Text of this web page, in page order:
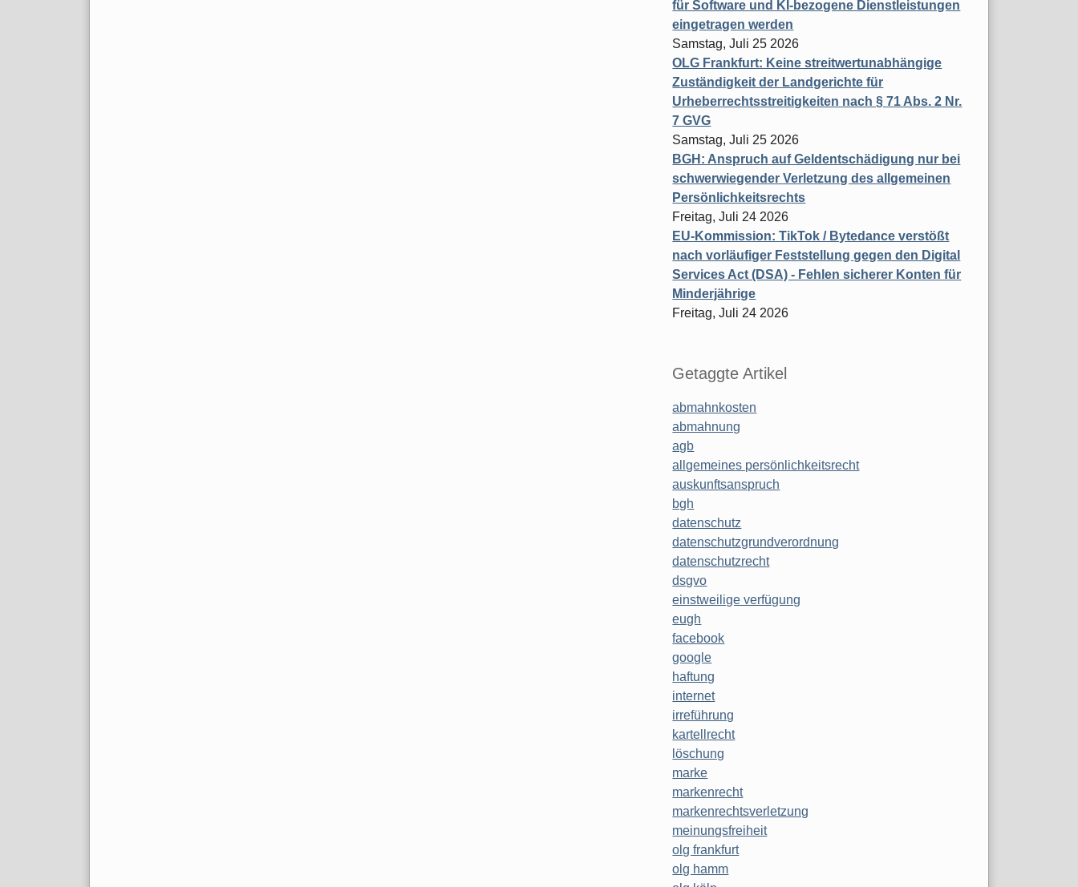
für Software und KI-bezogene Dienstleistungen
eingetragen werden
Samstag, Juli 25 2026
OLG Frankfurt: Keine streitwertunabhängige
Zuständigkeit der Landgerichte für
Urheberrechtsstreitigkeiten nach § 71 Abs. 2 Nr.
7 GVG
Samstag, Juli 25 2026
BGH: Anspruch auf Geldentschädigung nur bei
schwerwiegender Verletzung des allgemeinen
Persönlichkeitsrechts
Freitag, Juli 24 2026
EU-Kommission: TikTok / Bytedance verstößt
nach vorläufiger Feststellung gegen den Digital
Services Act (DSA) - Fehlen sicherer Konten für
Minderjährige
Freitag, Juli 24 2026
Getaggte Artikel
abmahnkosten
abmahnung
agb
allgemeines persönlichkeitsrecht
auskunftsanspruch
bgh
datenschutz
datenschutzgrundverordnung
datenschutzrecht
dsgvo
einstweilige verfügung
eugh
facebook
google
haftung
internet
irreführung
kartellrecht
löschung
marke
markenrecht
markenrechtsverletzung
meinungsfreiheit
olg frankfurt
olg hamm